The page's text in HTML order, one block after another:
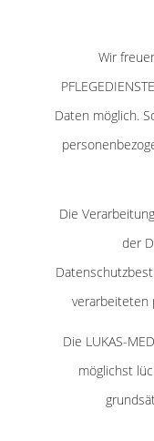
Wir
Daten möglich.
Die
der
verarbeiteten
Die LUKAS-
möglichst